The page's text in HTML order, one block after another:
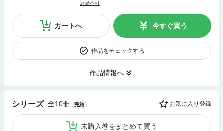
返品不可
カートへ 今すぐ買う
作品をチェックする
作品情報へ
シリーズ 全10冊 完結 お気に入り登録
未購入巻をまとめて買う